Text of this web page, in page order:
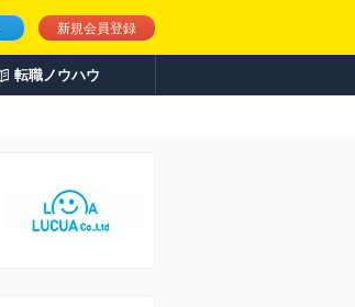
新規会員登録
転職ノウハウ